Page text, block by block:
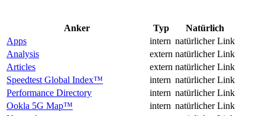
Anker Typ
Natürlich
Apps
intern natürlicher Link
Analysis
extern natürlicher Link
Articles
extern natürlicher Link
Speedtest Global Index™
intern natürlicher Link
Performance Directory
intern natürlicher Link
Ookla 5G Map™
intern natürlicher Link